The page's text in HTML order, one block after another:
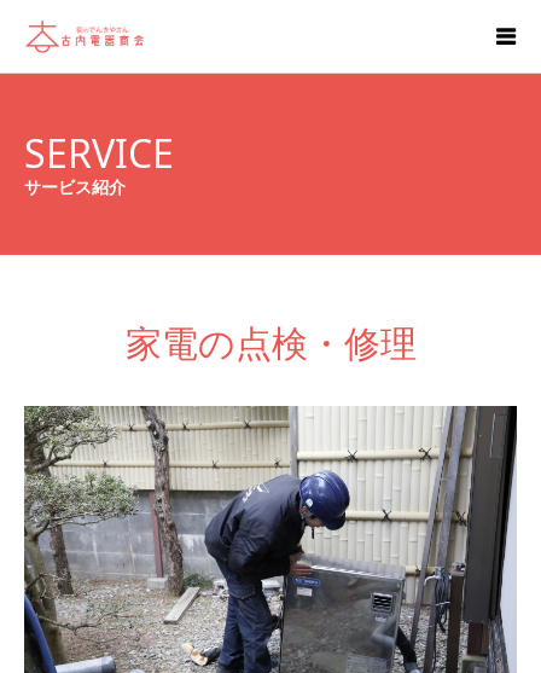
SERVICE
サービス紹介
家電の点検・修理